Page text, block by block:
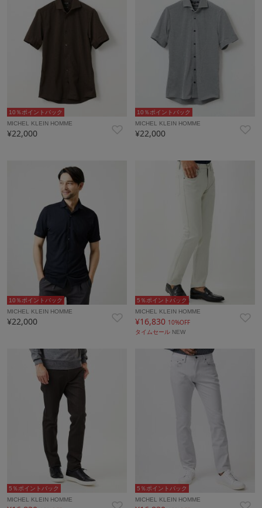
10％ポイントバック
MICHEL KLEIN HOMME
¥22,000
10％ポイントバック
MICHEL KLEIN HOMME
¥22,000
10％ポイントバック
MICHEL KLEIN HOMME
¥22,000
5％ポイントバック
MICHEL KLEIN HOMME
¥16,830 10%OFF
タイムセール NEW
5％ポイントバック
MICHEL KLEIN HOMME
5％ポイントバック
MICHEL KLEIN HOMME